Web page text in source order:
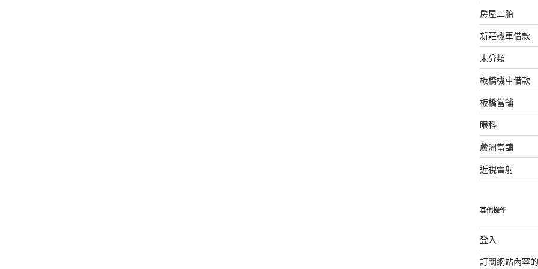
房屋二胎
新莊機車借款
未分類
板橋機車借款
板橋當舖
眼科
蘆洲當舖
近視雷射
其他操作
登入
訂閱網站內容